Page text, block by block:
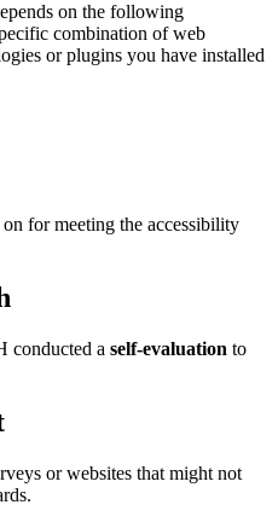
on the following
combination of web
or plugins you have installed
for meeting the accessibility
conducted a self-evaluation to
or websites that might not